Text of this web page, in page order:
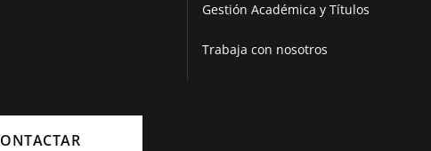
Gestión Académica y Títulos
Trabaja con nosotros